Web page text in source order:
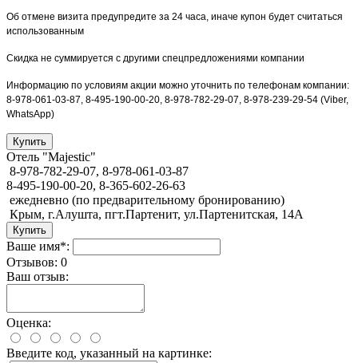
Об отмене визита предупредите за 24 часа, иначе купон будет считаться
использованным
Скидка не суммируется с другими спецпредложениями компании
Информацию по условиям акции можно уточнить по телефонам компании:
8-978-061-03-87, 8-495-190-00-20, 8-978-782-29-07, 8-978-239-29-54 (Viber,
WhatsApp)
Отель "Majestic"
8-978-782-29-07, 8-978-061-03-87
8-495-190-00-20, 8-365-602-26-63
ежедневно (по предварительному бронированию)
Крым, г.Алушта, пгт.Партенит, ул.Партенитская, 14А
Ваше имя*:
Отзывов: 0
Ваш отзыв:
Оценка:
Введите код, указанный на картинке: